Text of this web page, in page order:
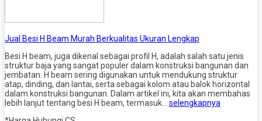
Jual Besi H Beam Murah Berkualitas Ukuran Lengkap
Besi H beam, juga dikenal sebagai profil H, adalah salah satu jenis
struktur baja yang sangat populer dalam konstruksi bangunan dan
jembatan. H beam sering digunakan untuk mendukung struktur
atap, dinding, dan lantai, serta sebagai kolom atau balok horizontal
dalam konstruksi bangunan. Dalam artikel ini, kita akan membahas
lebih lanjut tentang besi H beam, termasuk… selengkapnya